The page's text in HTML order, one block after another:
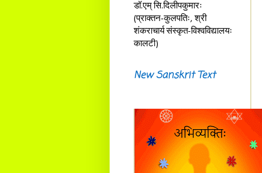
डॉ.एम् सि.दिलीपकुमारः
(प्राक्तन-कुलपतिः, श्री
शंकराचार्य संस्कृत-विश्वविद्यालयः
कालटी)
New Sanskrit Text